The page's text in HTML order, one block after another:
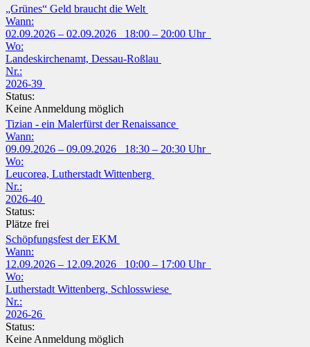
„Grünes“ Geld braucht die Welt
Wann:
02.09.2026 – 02.09.2026 18:00 – 20:00 Uhr
Wo:
Landeskirchenamt, Dessau-Roßlau
Nr.:
2026-39
Status:
Keine Anmeldung möglich
Tizian - ein Malerfürst der Renaissance
Wann:
09.09.2026 – 09.09.2026 18:30 – 20:30 Uhr
Wo:
Leucorea, Lutherstadt Wittenberg
Nr.:
2026-40
Status:
Plätze frei
Schöpfungsfest der EKM
Wann:
12.09.2026 – 12.09.2026 10:00 – 17:00 Uhr
Wo:
Lutherstadt Wittenberg, Schlosswiese
Nr.:
2026-26
Status:
Keine Anmeldung möglich